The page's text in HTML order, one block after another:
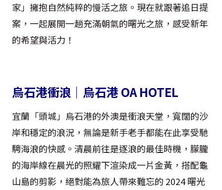
家」擁抱自然純粹的慢活之旅。現在就跟著追日提
案，一起展開一趟充滿朝氣的曙光之旅，感受新年
的希望與活力！
烏石港衝浪｜烏石港 OA HOTEL
宜蘭「頭城」烏石港的外澳是衝浪天堂，寬闊的沙
岸和穩定的浪況，無論是新手老手都能在此享受馳
騁海浪的快感。清晨前往是逐浪的最佳時機，朦朧
的海岸線在晨光的照耀下渲染成一片金黃，搭配龜
山島的剪影，絕對能為旅人帶來難忘的 2024 曙光